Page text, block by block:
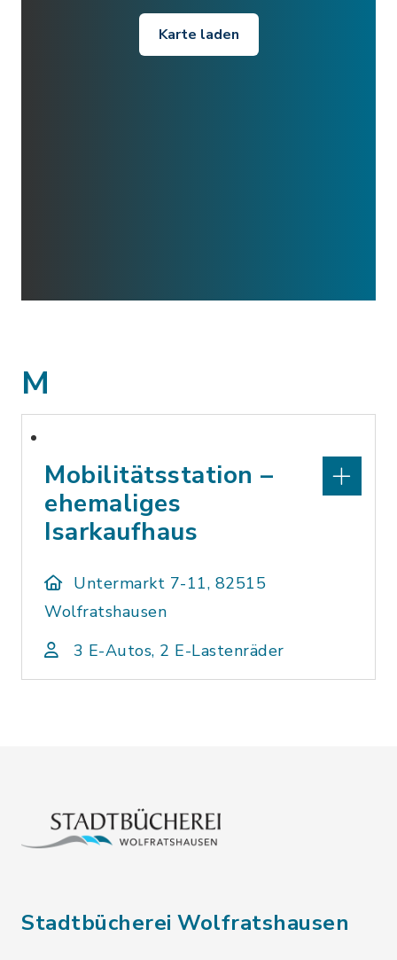
Karte laden
M
Mobilitätsstation –
ehemaliges
Isarkaufhaus
Untermarkt 7-11, 82515
Wolfratshausen
3 E-Autos, 2 E-Lastenräder
Stadtbücherei Wolfratshausen